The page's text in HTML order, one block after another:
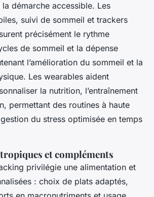
la démarche accessible. Les
suivi de sommeil et trackers
précisément le rythme
de sommeil et la dépense
l’amélioration du sommeil et la
Les wearables aident
la nutrition, l’entraînement
permettant des routines à haute
du stress optimisée en temps
et compléments
privilégie une alimentation et
: choix de plats adaptés,